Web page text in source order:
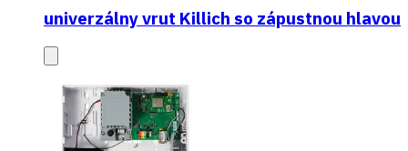
univerzálny vrut Killich so zápustnou hlavou